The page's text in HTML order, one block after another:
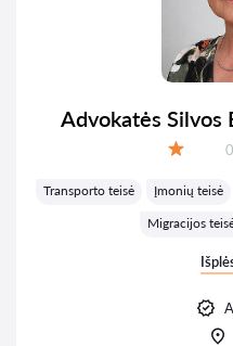
Advokatės Silvos
Transporto teisė Įmonių teisė
Migracijos